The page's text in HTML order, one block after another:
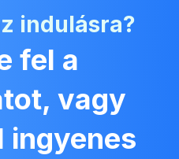
indulásra?
fel a
vagy
ingyenes